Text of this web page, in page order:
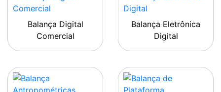
Balança Digital
Comercial
Balança Eletrônica
Digital